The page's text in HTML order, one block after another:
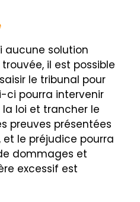
aucune solution
il est possible
le tribunal pour
ci pourra intervenir
loi et trancher le
preuves présentées
et le préjudice pourra
dommages et
excessif est